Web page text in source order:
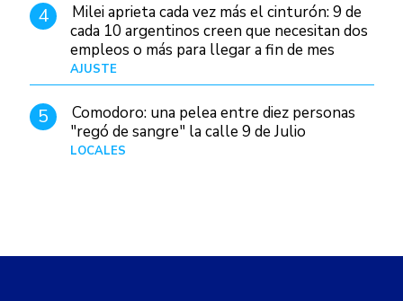
4
Milei aprieta cada vez más el cinturón: 9 de
cada 10 argentinos creen que necesitan dos
empleos o más para llegar a fin de mes
AJUSTE
5
Comodoro: una pelea entre diez personas
"regó de sangre" la calle 9 de Julio
LOCALES